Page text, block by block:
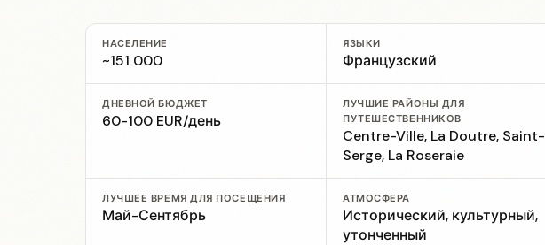
НАСЕЛЕНИЕ
~151 000
ЯЗЫКИ
Французский
ДНЕВНОЙ БЮДЖЕТ
60-100 EUR/день
ЛУЧШИЕ РАЙОНЫ ДЛЯ
ПУТЕШЕСТВЕННИКОВ
Centre-Ville, La Doutre, Saint-
Serge, La Roseraie
ЛУЧШЕЕ ВРЕМЯ ДЛЯ ПОСЕЩЕНИЯ
Май-Сентябрь
АТМОСФЕРА
Исторический, культурный,
утонченный